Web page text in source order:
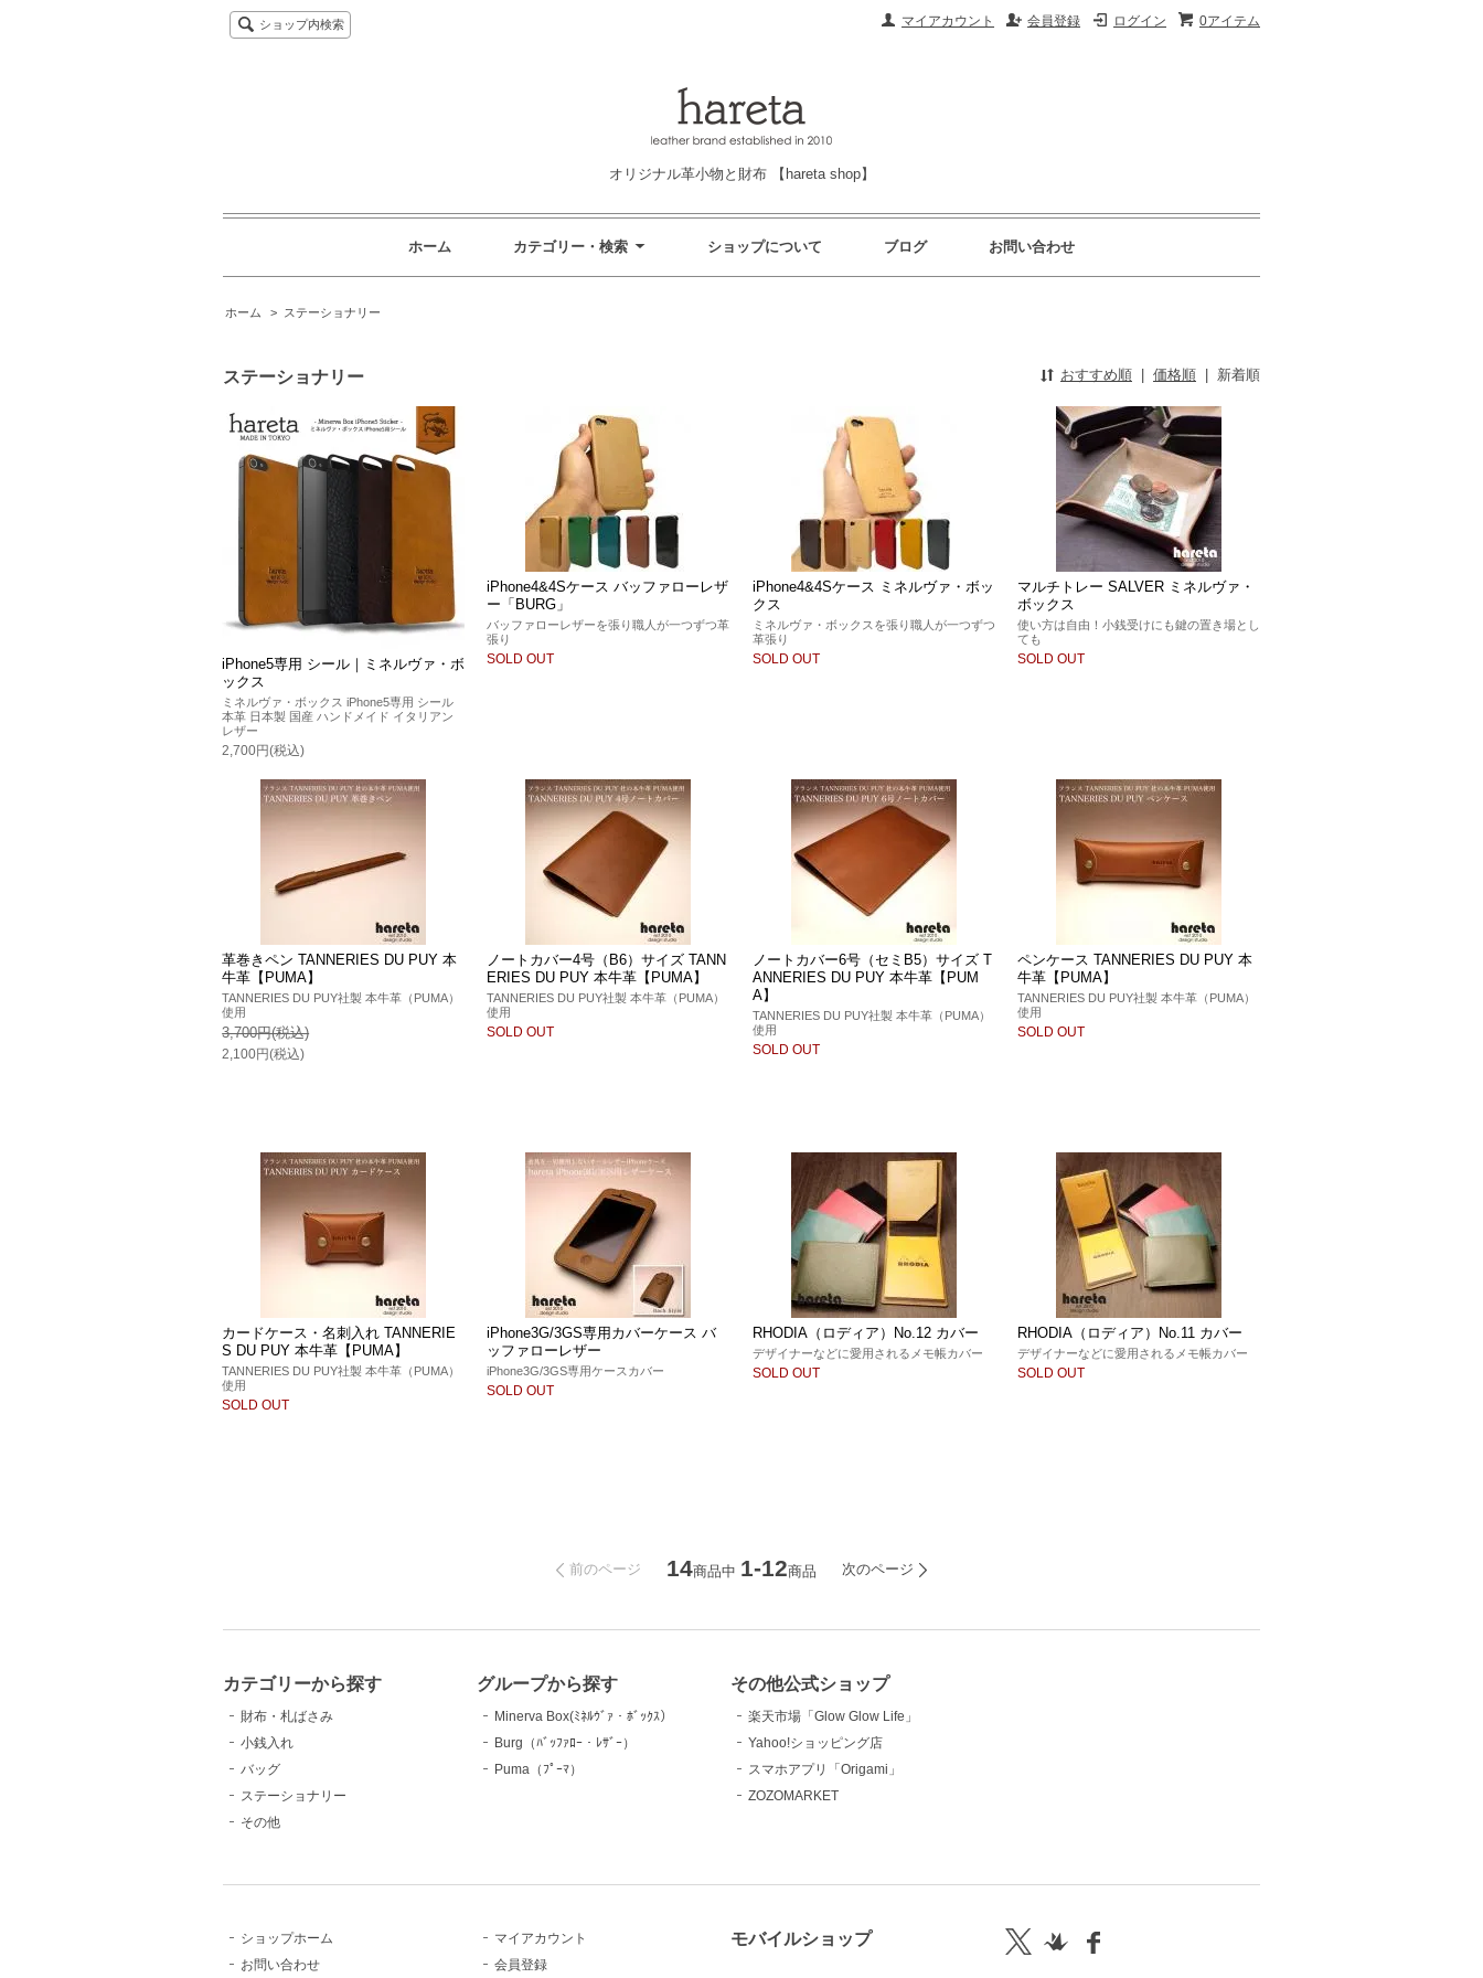
0アイテム
ログイン
会員登録
マイアカウント
ショップ内検索
オリジナル革小物と財布 【hareta shop】
ホーム カテゴリー・検索 ショップについて ブログ お問い合わせ
ホーム > ステーショナリー
ステーショナリー おすすめ順 | 価格順 | 新着順
iPhone5専用 シール｜ミネルヴァ・ボ
ックス
ミネルヴァ・ボックス iPhone5専用 シール
本革 日本製 国産 ハンドメイド イタリアン
レザー
2,700円(税込)
iPhone4&4Sケース バッファローレザ
ー「BURG」
バッファローレザーを張り職人が一つずつ革
張り
SOLD OUT
iPhone4&4Sケース ミネルヴァ・ボッ
クス
ミネルヴァ・ボックスを張り職人が一つずつ
革張り
SOLD OUT
マルチトレー SALVER ミネルヴァ・
ボックス
使い方は自由！小銭受けにも鍵の置き場とし
ても
SOLD OUT
革巻きペン TANNERIES DU PUY 本
牛革【PUMA】
TANNERIES DU PUY社製 本牛革（PUMA）
使用
3,700円(税込)
2,100円(税込)
ノートカバー4号（B6）サイズ TANN
ERIES DU PUY 本牛革【PUMA】
TANNERIES DU PUY社製 本牛革（PUMA）
使用
SOLD OUT
ノートカバー6号（セミB5）サイズ T
ANNERIES DU PUY 本牛革【PUM
A】
TANNERIES DU PUY社製 本牛革（PUMA）
使用
SOLD OUT
ペンケース TANNERIES DU PUY 本
牛革【PUMA】
TANNERIES DU PUY社製 本牛革（PUMA）
使用
SOLD OUT
カードケース・名刺入れ TANNERIE
S DU PUY 本牛革【PUMA】
TANNERIES DU PUY社製 本牛革（PUMA）
使用
SOLD OUT
iPhone3G/3GS専用カバーケース バ
ッファローレザー
iPhone3G/3GS専用ケースカバー
SOLD OUT
RHODIA（ロディア）No.12 カバー
デザイナーなどに愛用されるメモ帳カバー
SOLD OUT
RHODIA（ロディア）No.11 カバー
デザイナーなどに愛用されるメモ帳カバー
SOLD OUT
前のページ 14商品中 1-12商品 次のページ
カテゴリーから探す
財布・札ばさみ
小銭入れ
バッグ
ステーショナリー
その他
グループから探す
Minerva Box(ﾐﾈﾙｳﾞｧ・ﾎﾞｯｸｽ）
Burg（ﾊﾞｯﾌｧﾛｰ・ﾚｻﾞｰ）
Puma（ﾌﾟｰﾏ）
その他公式ショップ
楽天市場「Glow Glow Life」
Yahoo!ショッピング店
スマホアプリ「Origami」
ZOZOMARKET
ショップホーム
お問い合わせ
マイアカウント
会員登録
モバイルショップ